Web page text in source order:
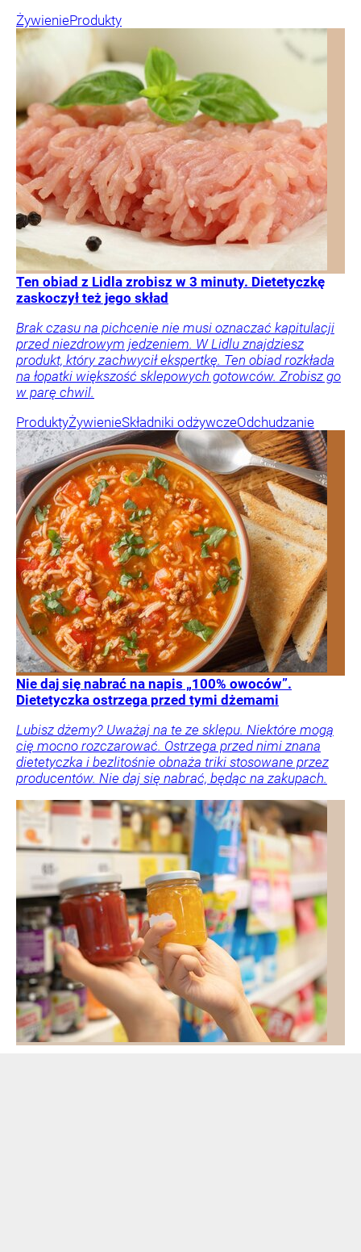
ŻywienieProdukty
Ten obiad z Lidla zrobisz w 3 minuty. Dietetyczkę
zaskoczył też jego skład
Brak czasu na pichcenie nie musi oznaczać kapitulacji
przed niezdrowym jedzeniem. W Lidlu znajdziesz
produkt, który zachwycił ekspertkę. Ten obiad rozkłada
na łopatki większość sklepowych gotowców. Zrobisz go
w parę chwil.
ProduktyŻywienieSkładniki odżywczeOdchudzanie
Nie daj się nabrać na napis „100% owoców”.
Dietetyczka ostrzega przed tymi dżemami
Lubisz dżemy? Uważaj na te ze sklepu. Niektóre mogą
cię mocno rozczarować. Ostrzega przed nimi znana
dietetyczka i bezlitośnie obnaża triki stosowane przez
producentów. Nie daj się nabrać, będąc na zakupach.